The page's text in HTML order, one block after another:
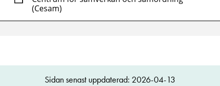
(Cesam)
Sidan senast uppdaterad: 2026-04-13